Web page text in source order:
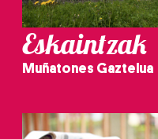
Eskaintzak
Muñatones Gaztelua